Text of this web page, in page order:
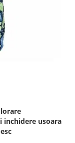
inchidere usoara